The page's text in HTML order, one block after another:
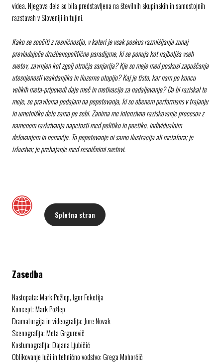
videa. Njegova dela so bila predstavljena na številnih skupinskih in samostojnih
razstavah v Sloveniji in tujini.
Kako se soočiti z resničnostjo, v kateri je vsak poskus razmišljanja zunaj
prevladujoče družbenopolitične paradigme, ki se ponuja kot najboljša vseh
svetov, zavrnjen kot zgolj otročja sanjarija? Kje so meje med poskusi zapuščanja
utesnjenosti vsakdanjika in iluzorno utopijo? Kaj je tisto, kar nam po koncu
velikih meta-pripovedi daje moč in motivacijo za nadaljevanje? Da bi raziskal te
meje, se praviloma podajam na popotovanja, ki so obenem performans v trajanju
in umetniško delo samo po sebi. Zanima me intenzivno raziskovanje procesov z
namenom razkrivanja napetosti med politiko in poetiko, individualnim
delovanjem in nemočjo. To popotovanje ni samo ilustracija ali metafora; je
izkustvo; je prehajanje med resničnimi svetovi.
Spletna stran
Zasedba
Nastopata: Mark Požlep, Igor Feketija
Koncept: Mark Požlep
Dramaturgija in videografija: Jure Novak
Scenografija: Meta Grgurevič
Kostumografija: Dajana Ljubičić
Oblikovanje luči in tehnično vodstvo: Grega Mohorčič